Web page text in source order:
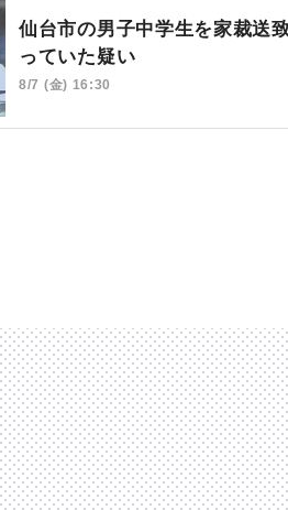
仙台市の男子中学生を家裁送
っていた疑い
8/7 (金) 16:30